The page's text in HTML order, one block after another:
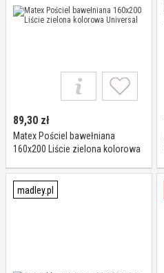
89,30 zł
Matex Pościel bawełniana
160x200 Liście zielona kolorowa
madley.pl